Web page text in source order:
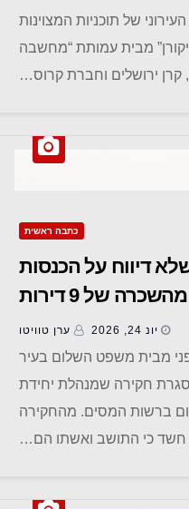
של תוכניות המצוינות
מבית עמותת “מחשבה
ירושלים וחברת קרוס…
כתבה ראשית
דיווח על הכנסות
יונ 24, 2026 ערן טוויטו
מבית משפט השלום בעיר
חקירה שמנהלת יחידת
ברשות המסים. מהחקירה
כי התושב ואשתו הם…